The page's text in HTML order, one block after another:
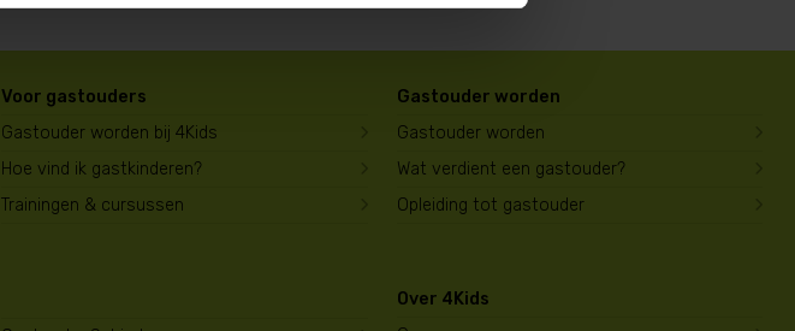
Voor gastouders
Gastouder worden bij 4Kids
Hoe vind ik gastkinderen?
Trainingen & cursussen
Gastouder worden
Gastouder worden
Wat verdient een gastouder?
Opleiding tot gastouder
Over 4Kids